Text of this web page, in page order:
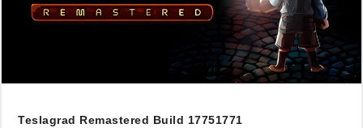
Teslagrad Remastered Build 17751771